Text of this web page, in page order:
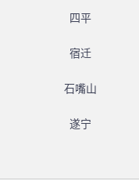
四平
宿迁
石嘴山
遂宁